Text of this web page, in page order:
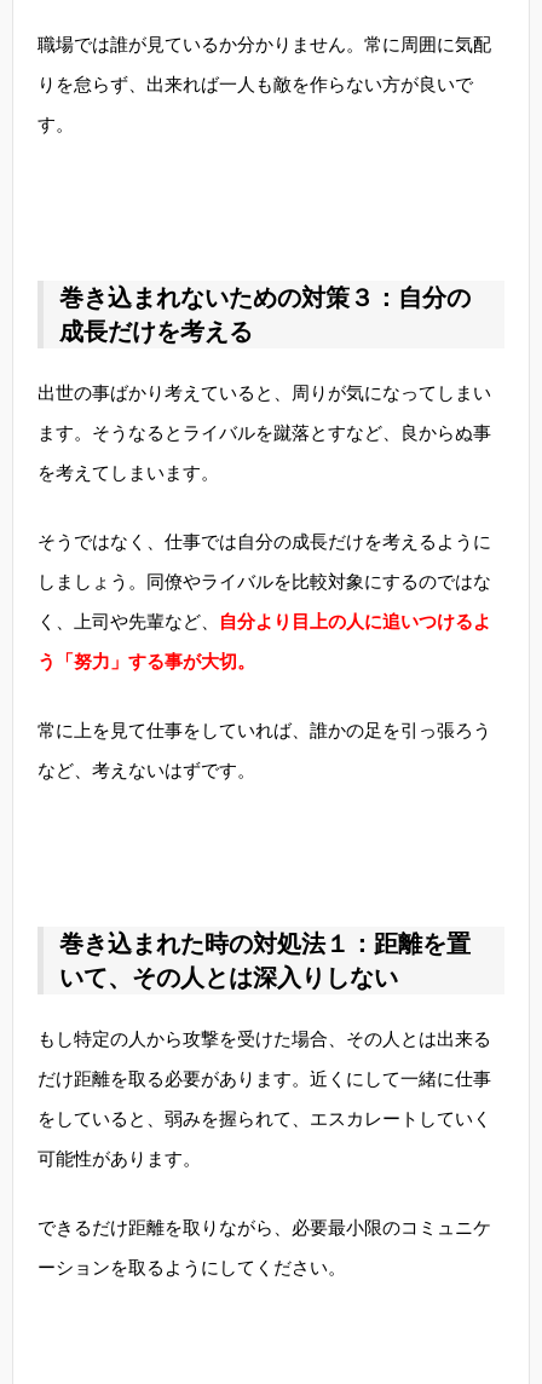
職場では誰が見ているか分かりません。常に周囲に気配
りを怠らず、出来れば一人も敵を作らない方が良いで
す。
巻き込まれないための対策３：自分の
成長だけを考える
出世の事ばかり考えていると、周りが気になってしまい
ます。そうなるとライバルを蹴落とすなど、良からぬ事
を考えてしまいます。
そうではなく、仕事では自分の成長だけを考えるように
しましょう。同僚やライバルを比較対象にするのではな
く、上司や先輩など、
自分より目上の人に追いつけるよ
う「努力」する事が大切。
常に上を見て仕事をしていれば、誰かの足を引っ張ろう
など、考えないはずです。
巻き込まれた時の対処法１：距離を置
いて、その人とは深入りしない
もし特定の人から攻撃を受けた場合、その人とは出来る
だけ距離を取る必要があります。近くにして一緒に仕事
をしていると、弱みを握られて、エスカレートしていく
可能性があります。
できるだけ距離を取りながら、必要最小限のコミュニケ
ーションを取るようにしてください。